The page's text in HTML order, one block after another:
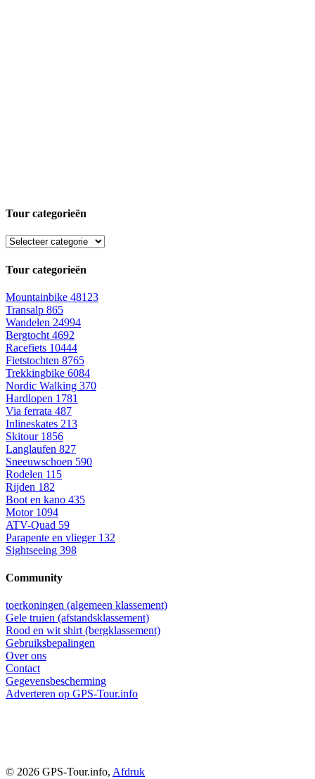
Tour categorieën
Tour categorieën
Mountainbike 48123
Transalp 865
Wandelen 24994
Bergtocht 4692
Racefiets 10444
Fietstochten 8765
Trekkingbike 6084
Nordic Walking 370
Hardlopen 1781
Via ferrata 487
Inlineskates 213
Skitour 1856
Langlaufen 827
Sneeuwschoen 590
Rodelen 115
Rijden 182
Boot en kano 435
Motor 1094
ATV-Quad 59
Parapente en vlieger 132
Sightseeing 398
Community
toerkoningen (algemeen klassement)
Gele truien (afstandsklassement)
Rood en wit shirt (bergklassement)
Gebruiksbepalingen
Over ons
Contact
Gegevensbescherming
Adverteren op GPS-Tour.info
© 2026 GPS-Tour.info, Afdruk